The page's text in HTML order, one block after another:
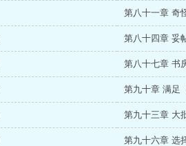
第八十一章 奇
第八十四章 妥
第八十七章 书
第九十章 满足
第九十三章 大
第九十六章 选